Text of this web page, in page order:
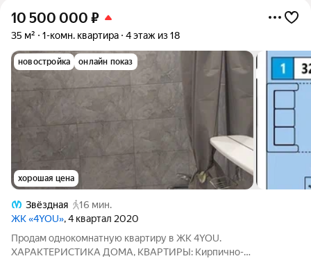
10 500 000 ₽
35 м² 1-комн. квартира 4 этаж из 18
новостройка онлайн показ
хорошая цена
Звёздная
16 мин.
ЖК «4YOU», 4 квартал 2020
Продам однокомнатную квартиру в ЖК 4YOU.
ХАРАКТЕРИСТИКА ДОМА, КВАРТИРЫ: Кирпично-